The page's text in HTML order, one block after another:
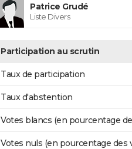
Patrice Grudé
Liste Divers
Participation au scrutin
Taux de participation
Taux d'abstention
Votes blancs (en pourcentage
Votes nuls (en pourcentage des